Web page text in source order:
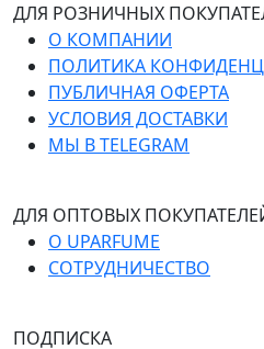
ДЛЯ РОЗНИЧНЫХ
О КОМПАНИИ
ПОЛИТИКА
ПУБЛИЧНАЯ ОФЕРТА
УСЛОВИЯ ДОСТАВКИ
МЫ В TELEGRAM
ДЛЯ ОПТОВЫХ
О UPARFUME
СОТРУДНИЧЕСТВО
ПОДПИСКА